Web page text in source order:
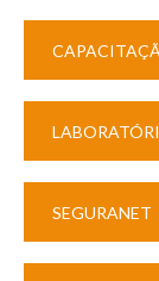
SEGURANET